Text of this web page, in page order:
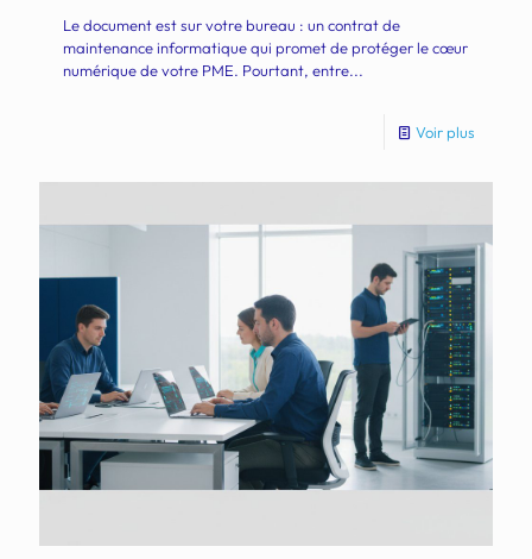
Le document est sur votre bureau : un contrat de
maintenance informatique qui promet de protéger le cœur
numérique de votre PME. Pourtant, entre...
Voir plus